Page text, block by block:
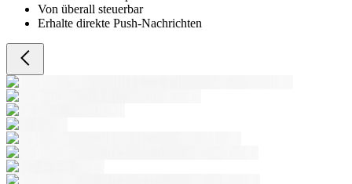
Von überall steuerbar
Erhalte direkte Push-Nachrichten